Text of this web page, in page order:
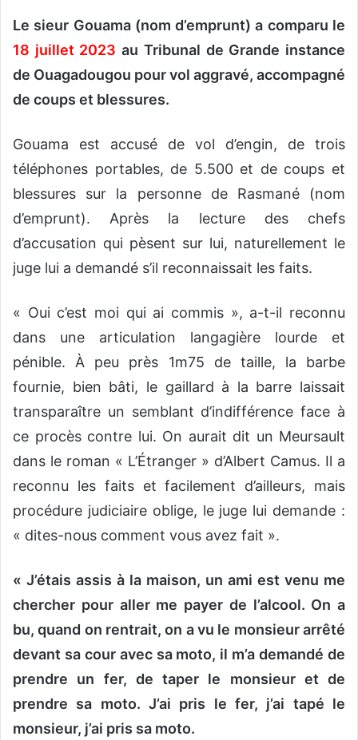
e
l
Le sieur Gouama (nom d’emprunt) a comparu le
18 juillet 2023 au Tribunal de Grande instance
de Ouagadougou pour vol aggravé, accompagné
de coups et blessures.
Gouama est accusé de vol d’engin, de trois
téléphones portables, de 5.500 et de coups et
blessures sur la personne de Rasmané (nom
d’emprunt). Après la lecture des chefs
d’accusation qui pèsent sur lui, naturellement le
juge lui a demandé s’il reconnaissait les faits.
« Oui c’est moi qui ai commis », a-t-il reconnu
dans une articulation langagière lourde et
pénible. À peu près 1m75 de taille, la barbe
fournie, bien bâti, le gaillard à la barre laissait
transparaître un semblant d’indifférence face à
ce procès contre lui. On aurait dit un Meursault
dans le roman « L’Étranger » d’Albert Camus. Il a
reconnu les faits et facilement d’ailleurs, mais
procédure judiciaire oblige, le juge lui demande :
« dites-nous comment vous avez fait ».
« J’étais assis à la maison, un ami est venu me
chercher pour aller me payer de l’alcool. On a
bu, quand on rentrait, on a vu le monsieur arrêté
devant sa cour avec sa moto, il m’a demandé de
prendre un fer, de taper le monsieur et de
prendre sa moto. J’ai pris le fer, j’ai tapé le
monsieur, j’ai pris sa moto.